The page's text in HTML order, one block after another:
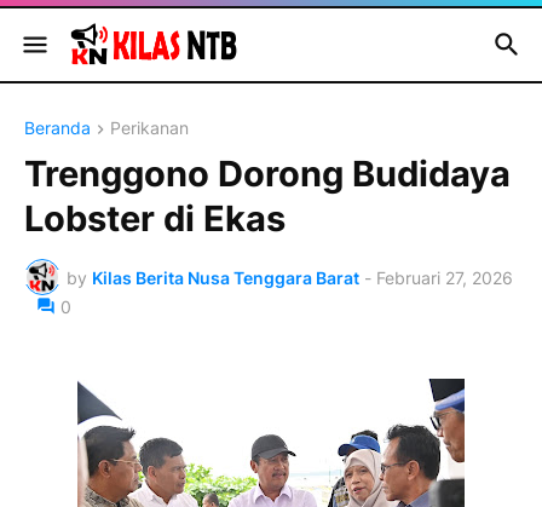
Beranda Perikanan
Trenggono Dorong Budidaya
Lobster di Ekas
by Kilas Berita Nusa Tenggara Barat - Februari 27, 2026
0